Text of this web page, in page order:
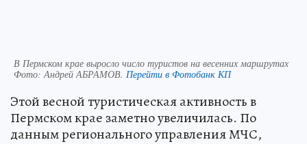
В Пермском крае выросло число туристов на весенних маршрутах
Фото:Андрей АБРАМОВ. Перейти в Фотобанк КП
Этой весной туристическая активность в
Пермском крае заметно увеличилась. По
данным регионального управления МЧС,